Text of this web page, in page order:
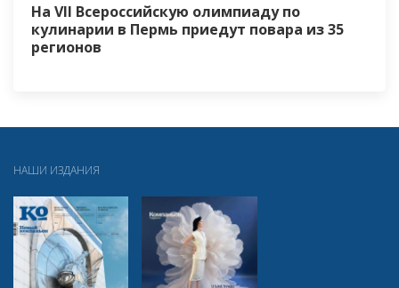
На VII Всероссийскую олимпиаду по
кулинарии в Пермь приедут повара из 35
регионов
НАШИ ИЗДАНИЯ